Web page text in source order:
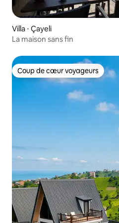
Villa ⋅ Çayeli
La maison sans fin
Coup de cœur voyageurs
Coup de cœur voyageurs